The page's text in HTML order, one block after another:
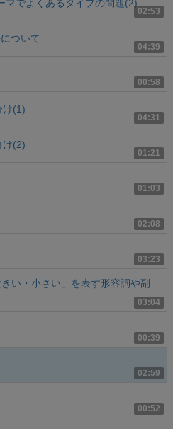
02:53
マでよくあるタイプの問題(2)
04:39
ついて
00:58
04:31
け(1)
01:21
け(2)
01:03
02:08
03:23
03:04
い・小さい」を表す形容詞や副
00:39
02:59
00:52